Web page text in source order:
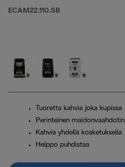
ECAM22.110.SB
Tuoretta kahvia joka kupissa
Perinteinen maidonvaahdotin
Kahvia yhdellä kosketuksella
Helppo puhdistaa